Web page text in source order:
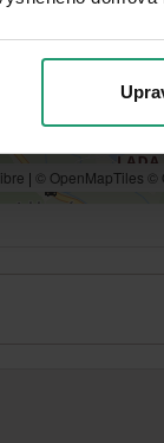
| © OpenMapTiles ©